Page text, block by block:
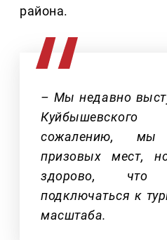
района.
– Мы недавно
сожалению, мы
призовых мест,
здорово,
подключаться к
масштаба.